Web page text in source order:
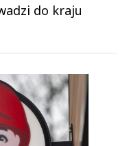
do kraju